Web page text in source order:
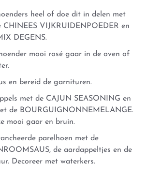
heel of doe dit in delen met
CHINEES VIJKRUIDENPOEDER en
DEGENS.
mooi rosé gaar in de oven of
en bereid de garnituren.
met de CAJUN SEASONING en
de BOURGUIGNONNEMELANGE.
mooi gaar en bruin.
parelhoen met de
de aardappeltjes en de
Decoreer met waterkers.